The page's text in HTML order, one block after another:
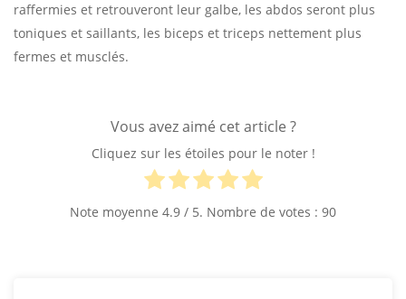
raffermies et retrouveront leur galbe, les abdos seront plus
toniques et saillants, les biceps et triceps nettement plus
fermes et musclés.
Vous avez aimé cet article ?
Cliquez sur les étoiles pour le noter !
Note moyenne 4.9 / 5. Nombre de votes : 90